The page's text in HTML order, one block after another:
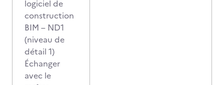
logiciel de
construction
BIM – ND1
(niveau de
détail 1)
Échanger
avec le